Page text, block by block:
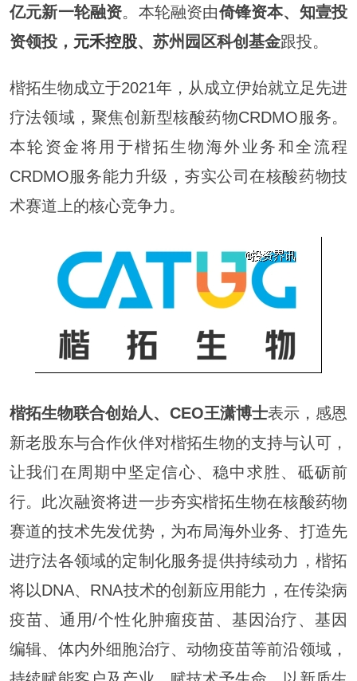
亿元新一轮融资。本轮融资由倚锋资本、知壹投
资领投， 元禾控股、苏州园区科创基金跟投。
楷拓生物成立于2021年，从成立伊始就立足先进
疗法领域，聚焦创新型核酸药物CRDMO服务。
本轮资金将用于楷拓生物海外业务和全流程
CRDMO服务能力升级，夯实公司在核酸药物技
术赛道上的核心竞争力。
楷拓生物联合创始人、CEO王潇博士表示，感恩
新老股东与合作伙伴对楷拓生物的支持与认可，
让我们在周期中坚定信心、稳中求胜、砥砺前
行。此次融资将进一步夯实楷拓生物在核酸药物
赛道的技术先发优势，为布局海外业务、打造先
进疗法各领域的定制化服务提供持续动力，楷拓
将以DNA、RNA技术的创新应用能力，在传染病
疫苗、通用/个性化肿瘤疫苗、基因治疗、基因
编辑、体内外细胞治疗、动物疫苗等前沿领域，